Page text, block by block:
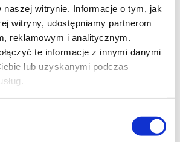
naszej witrynie. Informacje o tym, jak
witryny, udostępniamy partnerom
reklamowym i analitycznym.
te informacje z innymi danymi
lub uzyskanymi podczas
markę Kujawski
Kujawski z polskiego rzepaku?
tłoczone na zimno Kujawski?